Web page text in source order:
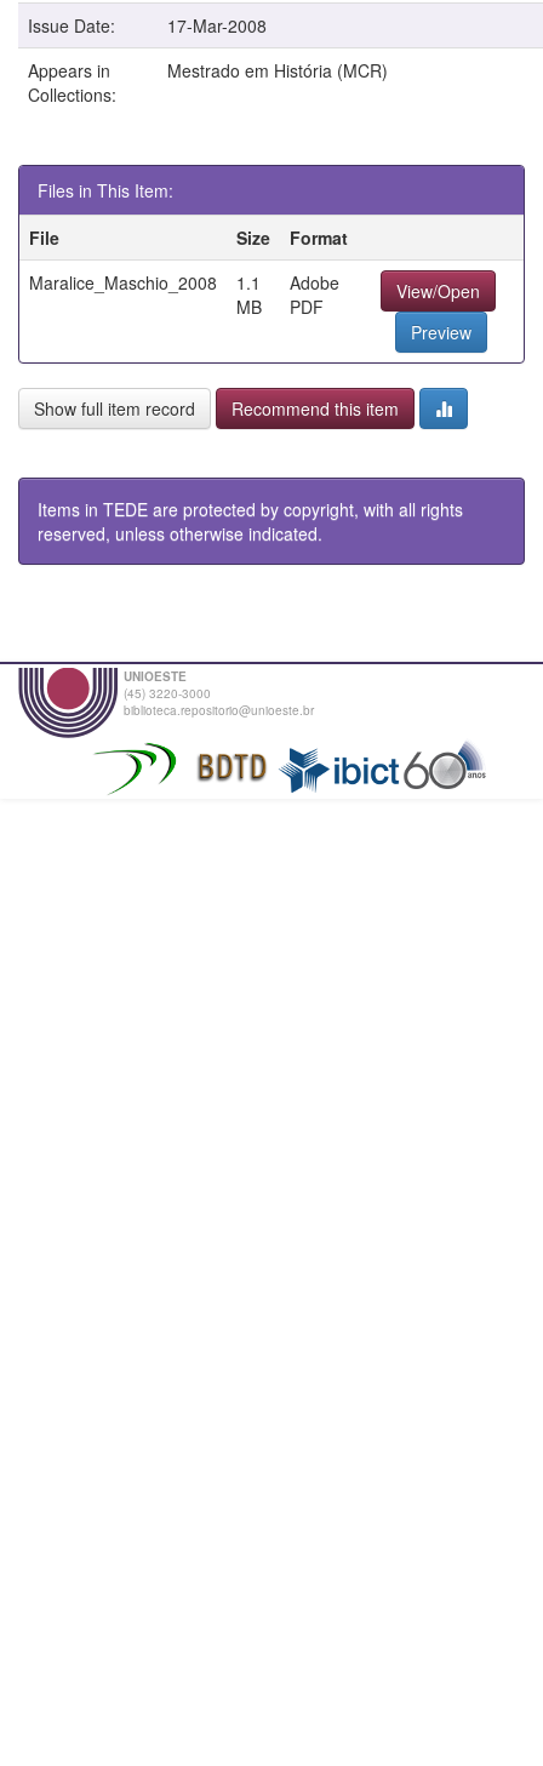
Issue Date:
17-Mar-2008
Appears in
Collections:
Mestrado em História (MCR)
Files in This Item:
File
Size
Format
Maralice_Maschio_2008
1.1
MB
Adobe
PDF
View/Open
Preview
Show full item record Recommend this item
Items in TEDE are protected by copyright, with all rights
reserved, unless otherwise indicated.
UNIOESTE
(45) 3220-3000
biblioteca.repositorio@unioeste.br